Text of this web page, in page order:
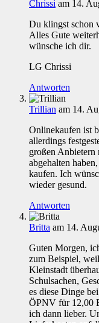
Chrissi am 14.
Du klingst schon
Alles Gute
wünsche ich dir.
LG Chrissi
Antworten
Trillian am 14.
Onlinekaufen ist
allerdings
großen
abgehalten
kaufen. Ich
wieder gesund.
Antworten
Britta am 14.
Guten Morgen,
zum Beispiel,
Kleinstadt
Schulsachen,
es diese Dinge
ÖPNV für 12,00
ich dann lieber.